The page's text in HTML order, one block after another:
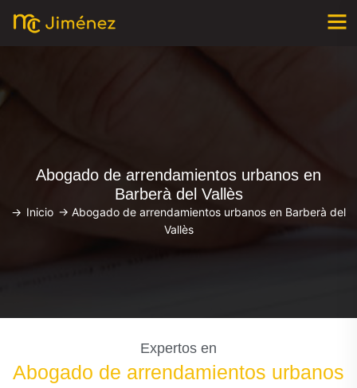
Abogado de arrendamientos urbanos en
Barberà del Vallès
-> Inicio -> Abogado de arrendamientos urbanos en Barberà del
Vallès
Expertos en
Abogado de arrendamientos urbanos